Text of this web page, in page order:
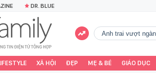
DR. BLUE
Anh trai vượt
XÃ HỘI ĐẸP MẸ & BÉ GIÁO DỤC